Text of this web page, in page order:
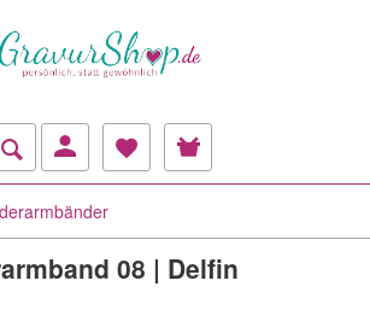
08 | Delfin